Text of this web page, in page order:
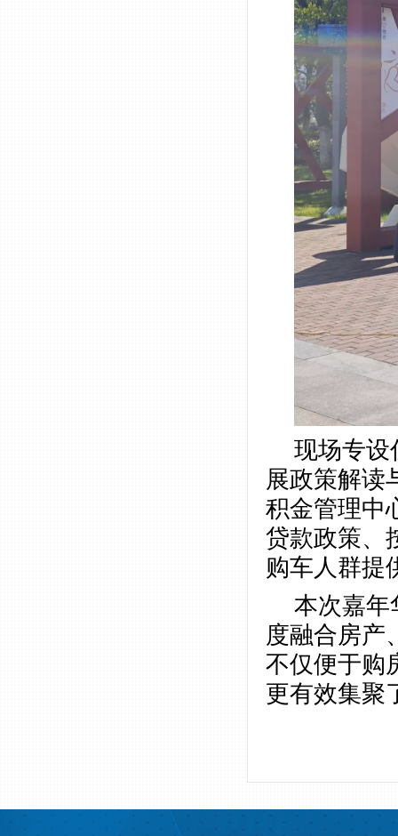
现场专设
展政策解读
积金管理中
贷款政策、
购车人群提
本次嘉年
度融合房产
不仅便于购
更有效集聚